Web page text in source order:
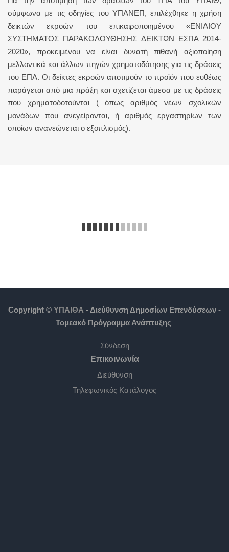
σύμφωνα με τις οδηγίες του ΥΠΑΝΕΠ, επιλέχθηκε η χρήση
δεικτών εκροών του επικαιροποιημένου «ΕΝΙΑΙΟΥ
ΣΥΣΤΗΜΑΤΟΣ ΠΑΡΑΚΟΛΟΥΘΗΣΗΣ ΔΕΙΚΤΩΝ ΕΣΠΑ 2014-
2020», προκειμένου να είναι δυνατή πιθανή αξιοποίηση
μελλοντικά και άλλων πηγών χρηματοδότησης για τις δράσεις
του ΕΠΑ. Οι δείκτες εκροών αποτιμούν το προϊόν που ευθέως
παράγεται από μια πράξη και σχετίζεται άμεσα με τις δράσεις
που χρηματοδοτούνται ( όπως αριθμός νέων σχολικών
μονάδων που ανεγείρονται, ή αριθμός εργαστηρίων των
οποίων ανανεώνεται ο εξοπλισμός).
Copyright © ΥΠΑΙΘΑ - Διεύθυνση Δημοσίων Επενδύσεων -
Τομεακό Πρόγραμμα Ανάπτυξης
Σύνδεση
Επικοινωνία
Διεύθυνση
Τηλεφωνικός Κατάλογος